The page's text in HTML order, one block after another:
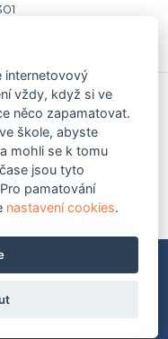
soukromí (GDPR)
internetovový
vždy, když si ve
něco zapamatovat.
škole, abyste
mohli se k tomu
jsou tyto
pamatování
nastavení cookies.